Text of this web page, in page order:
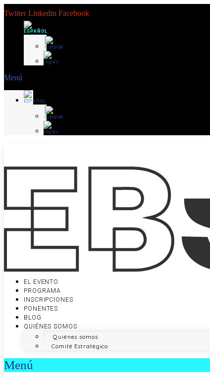
Twitter Linkedin Facebook
Menú
EL EVENTO
PROGRAMA
INSCRIPCIONES
PONENTES
BLOG
QUIÉNES SOMOS
Quiénes somos
Comité Estratégico
Menú